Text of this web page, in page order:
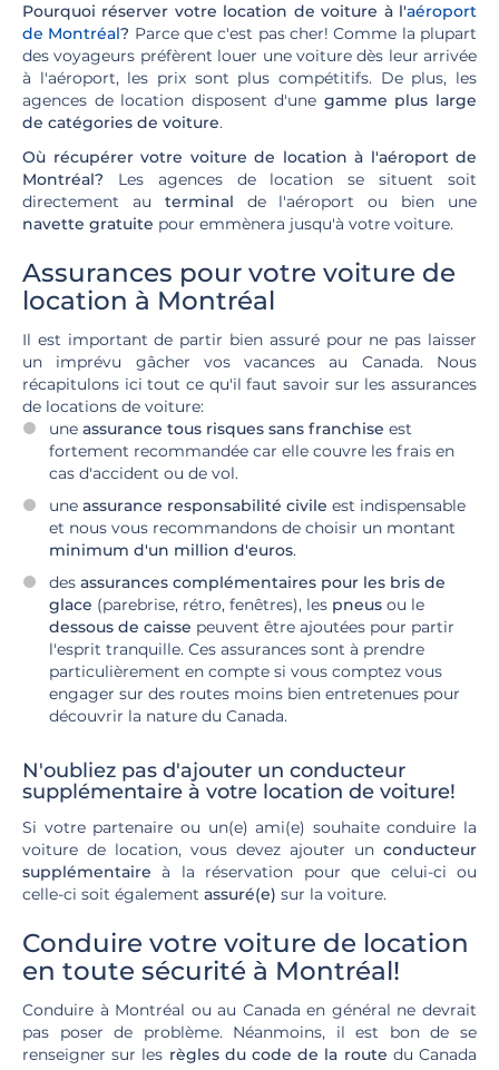
Pourquoi réserver votre location de voiture à l'aéroport
de Montréal? Parce que c'est pas cher! Comme la plupart
des voyageurs préfèrent louer une voiture dès leur arrivée
à l'aéroport, les prix sont plus compétitifs. De plus, les
agences de location disposent d'une gamme plus large
de catégories de voiture.
Où récupérer votre voiture de location à l'aéroport de
Montréal? Les agences de location se situent soit
directement au terminal de l'aéroport ou bien une
navette gratuite pour emmènera jusqu'à votre voiture.
Assurances pour votre voiture de
location à Montréal
Il est important de partir bien assuré pour ne pas laisser
un imprévu gâcher vos vacances au Canada. Nous
récapitulons ici tout ce qu'il faut savoir sur les assurances
de locations de voiture:
une assurance tous risques sans franchise est
fortement recommandée car elle couvre les frais en
cas d'accident ou de vol.
une assurance responsabilité civile est indispensable
et nous vous recommandons de choisir un montant
minimum d'un million d'euros.
des assurances complémentaires pour les bris de
glace (parebrise, rétro, fenêtres), les pneus ou le
dessous de caisse peuvent être ajoutées pour partir
l'esprit tranquille. Ces assurances sont à prendre
particulièrement en compte si vous comptez vous
engager sur des routes moins bien entretenues pour
découvrir la nature du Canada.
N'oubliez pas d'ajouter un conducteur
supplémentaire à votre location de voiture!
Si votre partenaire ou un(e) ami(e) souhaite conduire la
voiture de location, vous devez ajouter un conducteur
supplémentaireà la réservation pour que celui-ci ou
celle-ci soit également assuré(e) sur la voiture.
Conduire votre voiture de location
en toute sécurité à Montréal!
Conduire à Montréal ou au Canada en général ne devrait
pas poser de problème. Néanmoins, il est bon de se
renseigner sur les règles du code de la route du Canada